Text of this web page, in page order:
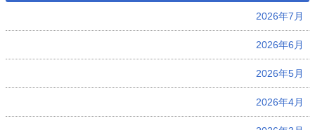
2026年7月
2026年6月
2026年5月
2026年4月